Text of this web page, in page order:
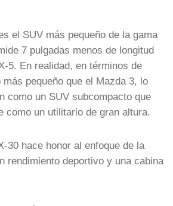
el SUV más pequeño de la gama
7 pulgadas menos de longitud
5. En realidad, en términos de
más pequeño que el Mazda 3, lo
como un SUV subcompacto que
como un utilitario de gran altura.
30 hace honor al enfoque de la
rendimiento deportivo y una cabina